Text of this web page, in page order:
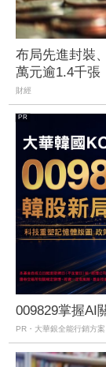
布局先進封裝
萬元逾1.4千
財經
009829掌握AI
PR・大華銀全能行銷方案